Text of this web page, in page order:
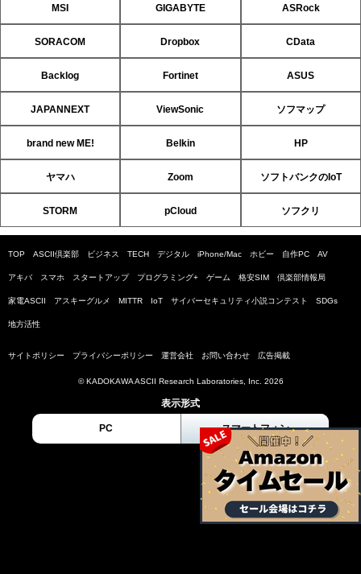
MSI GIGABYTE ASRock
SORACOM Dropbox CData
Backlog Fortinet ASUS
JAPANNEXT ViewSonic ソフマップ
brand new ME! Belkin HP
ヤマハ Zoom ソフトバンクのIoT
STORM pCloud ソフクリ
TOP ASCII倶楽部 ビジネス TECH デジタル iPhone/Mac ホビー 自作PC AV
アキバ スマホ スタートアップ プログラミング+ ゲーム 格安SIM 倶楽部情報局
家電ASCII アスキーグルメ MITTR IoT サイバーセキュリティ小説コンテスト SDGs
地方活性
サイトポリシー プライバシーポリシー 運営会社 お問い合わせ 広告掲載
© KADOKAWA ASCII Research Laboratories, Inc. 2026
表示形式
PC スマートフォン